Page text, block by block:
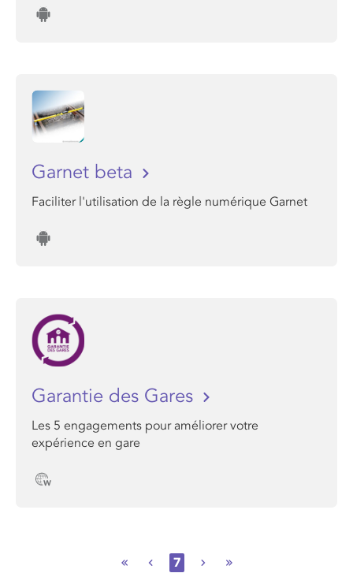
Garnet beta
Faciliter l'utilisation de la règle numérique Garnet
Garantie des Gares
Les 5 engagements pour améliorer votre
expérience en gare
7